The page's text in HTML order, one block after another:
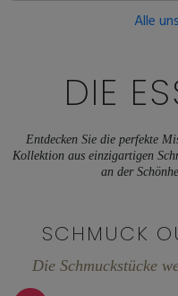
Alle
DIE
Entdecken Sie die perfekte
Kollektion aus einzigartigen
an der
SCHMUCK
Die Schmuckstücke